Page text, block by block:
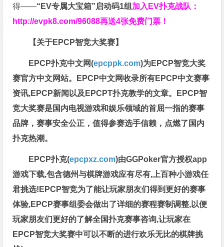
得——“EV专属大宝箱”启动码1组 加入EV扑克战队：
http://evpk8.com/96088再送4张免费门票！
【关于EPCP智竞大奖赛】
EPCP扑克中文网(epcppk.com)为EPCP智竞大奖
赛官方中文网站。EPCP中文网收录所有EPCP中文赛事
资讯,EPCP新闻以及EPCPT扑克教学的文章。EPCP智
竞大奖赛是国内电视游戏和娱乐领域的首屈一指的赛事
品牌，赛事安全公正，值得参赛选手信赖，点燃了国内
扑克热潮。
EPCP扑克(epcpxz.com)由GGPoker官方授权app
游戏下载,包含德州与棋牌游戏应有尽有,上百种小游戏任
君挑选!EPCP智竞为了能让玩家朋友们得到更好的赛事
体验,EPCP赛事组委会做出了详细的赛程赛制调整,以便
玩家朋友们更好的了解全国扑克赛事咨询,让玩家在
EPCP智竞大奖赛中可以不断的进行欢乐无比的棋牌挑